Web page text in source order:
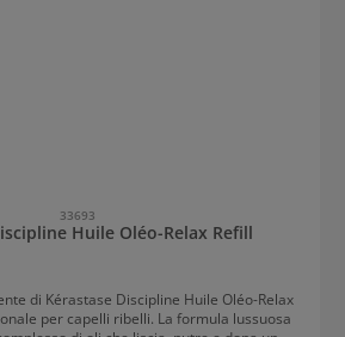
33693
Huile Oléo-Relax Refill
di Kérastase Discipline Huile Oléo-Relax
per capelli ribelli. La formula lussuosa